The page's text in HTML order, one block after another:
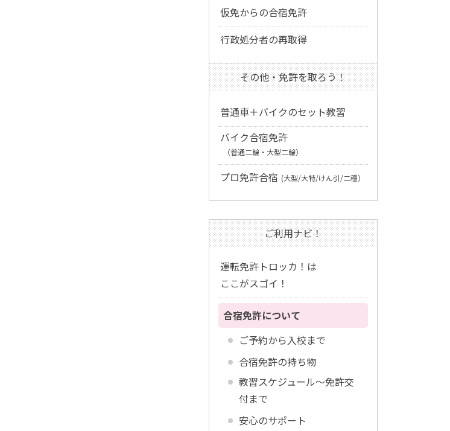
仮免からの合宿免許
行政処分者の再取得
その他・免許を取ろう！
普通車＋バイクのセット教習
バイク合宿免許
（普通二輪・大型二輪）
プロ免許合宿 (大型/大特/けん引/二種）
ご利用ナビ！
運転免許トロッカ！は
ここがスゴイ！
合宿免許について
ご予約から入校まで
合宿免許の持ち物
教習スケジュール～免許交
付まで
安心のサポート